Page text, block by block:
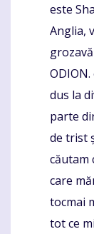
este
Anglia,
dus la
parte
de trist
căutam
care
tocmai
tot ce